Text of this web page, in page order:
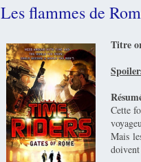
Les flammes de
Titre
Cette
Mais